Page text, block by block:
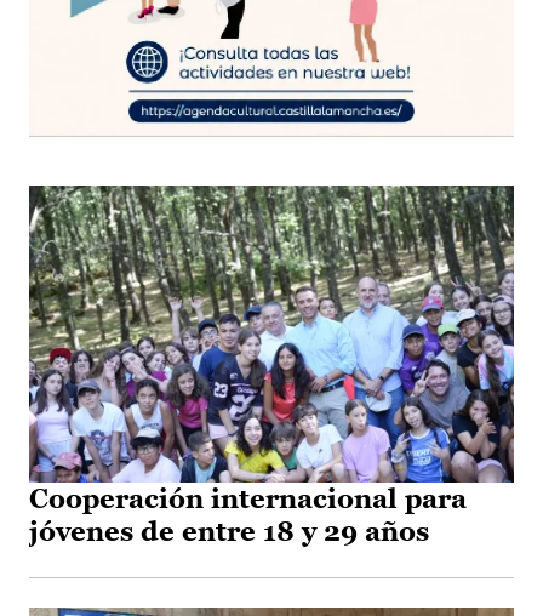
Cooperación internacional para
jóvenes de entre 18 y 29 años